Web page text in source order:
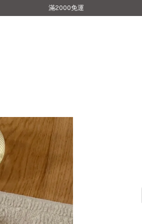
滿2000免運
繼續購物